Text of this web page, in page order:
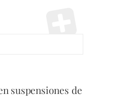
suspensiones de